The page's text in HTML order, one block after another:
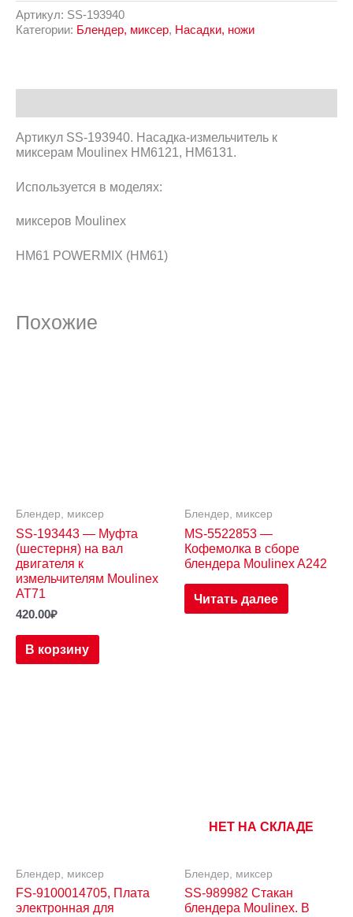
Артикул: SS-193940
Категории: Блендер, миксер, Насадки, ножи
Артикул SS-193940. Насадка-измельчитель к
миксерам Moulinex HM6121, HM6131.
Используется в моделях:
миксеров Moulinex
HM61 POWERMIX (HM61)
Похожие
Блендер, миксер
SS-193443 — Муфта
(шестерня) на вал
двигателя к
измельчителям Moulinex
AT71
420.00₽
В корзину
Блендер, миксер
MS-5522853 —
Кофемолка в сборе
блендера Moulinex A242
Читать далее
Блендер, миксер
FS-9100014705, Плата
электронная для
НЕТ НА СКЛАДЕ
Блендер, миксер
SS-989982 Стакан
блендера Moulinex. В